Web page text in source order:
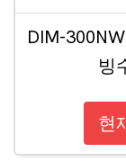
DIM-
빙
현